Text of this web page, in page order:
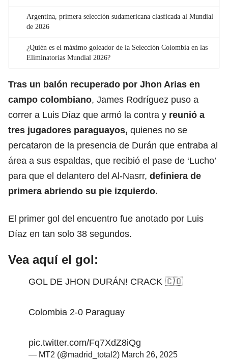
Argentina, primera selección sudamericana clasficada al Mundial
de 2026
¿Quién es el máximo goleador de la Selección Colombia en las
Eliminatorias Mundial 2026?
Tras un balón recuperado por Jhon Arias en
campo colombiano, James Rodríguez puso a
correr a Luis Díaz que armó la contra y reunió a
tres jugadores paraguayos, quienes no se
percataron de la presencia de Durán que entraba al
área a sus espaldas, que recibió el pase de ‘Lucho’
para que el delantero del Al-Nasrr, definiera de
primera abriendo su pie izquierdo.
El primer gol del encuentro fue anotado por Luis
Díaz en tan solo 38 segundos.
Vea aquí el gol:
GOL DE JHON DURÁN! CRACK 🇨🇴
Colombia 2-0 Paraguay
pic.twitter.com/Fq7XdZ8iQg
— MT2 (@madrid_total2) March 26, 2025